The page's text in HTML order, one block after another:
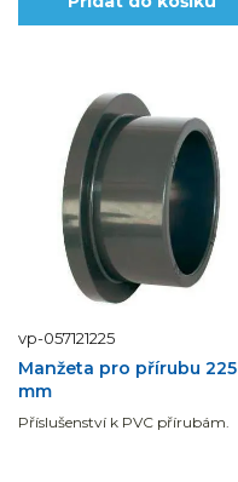
vp-057121225
Manžeta pro přírubu 225
mm
Příslušenství k PVC přírubám.